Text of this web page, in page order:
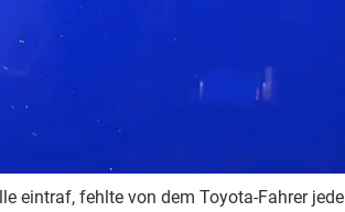
eintraf, fehlte von dem Toyota-Fahrer jede